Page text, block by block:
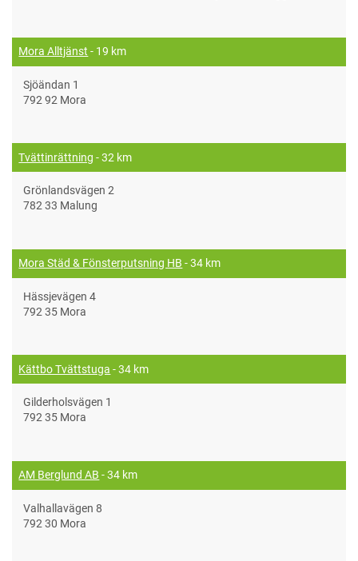
Mora Alltjänst - 19 km
Sjöändan 1
792 92 Mora
Tvättinrättning - 32 km
Grönlandsvägen 2
782 33 Malung
Mora Städ & Fönsterputsning HB - 34 km
Hässjevägen 4
792 35 Mora
Kättbo Tvättstuga - 34 km
Gilderholsvägen 1
792 35 Mora
AM Berglund AB - 34 km
Valhallavägen 8
792 30 Mora